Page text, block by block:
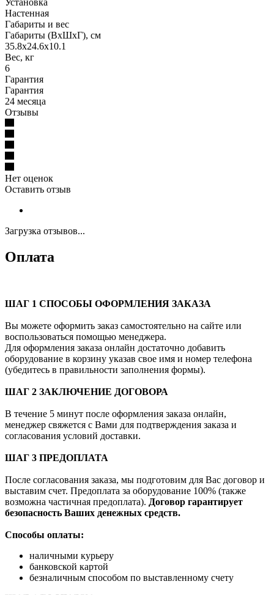
Установка
Настенная
Габариты и вес
Габариты (ВхШхГ), см
35.8х24.6х10.1
Вес, кг
6
Гарантия
Гарантия
24 месяца
Отзывы
Нет оценок
Оставить отзыв
Загрузка отзывов...
Оплата
ШАГ 1 СПОСОБЫ ОФОРМЛЕНИЯ ЗАКАЗА
Вы можете оформить заказ самостоятельно на сайте или
воспользоваться помощью менеджера.
Для оформления заказа онлайн достаточно добавить
оборудование в корзину указав свое имя и номер телефона
(убедитесь в правильности заполнения формы).
ШАГ 2 ЗАКЛЮЧЕНИЕ ДОГОВОРА
В течение 5 минут после оформления заказа онлайн,
менеджер свяжется с Вами для подтверждения заказа и
согласования условий доставки.
ШАГ 3 ПРЕДОПЛАТА
После согласования заказа, мы подготовим для Вас договор и
выставим счет. Предоплата за оборудование 100% (также
возможна частичная предоплата). Договор гарантирует
безопасность Ваших денежных средств.
Способы оплаты:
наличными курьеру
банковской картой
безналичным способом по выставленному счету